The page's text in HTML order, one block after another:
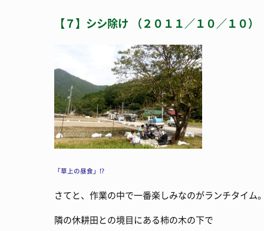
【７】シシ除け （２０１１／１０／１０）
「草上の昼食」!?
さてと、作業の中で一番楽しみなのがランチタイム。
隣の休耕田との境目にある柿の木の下で